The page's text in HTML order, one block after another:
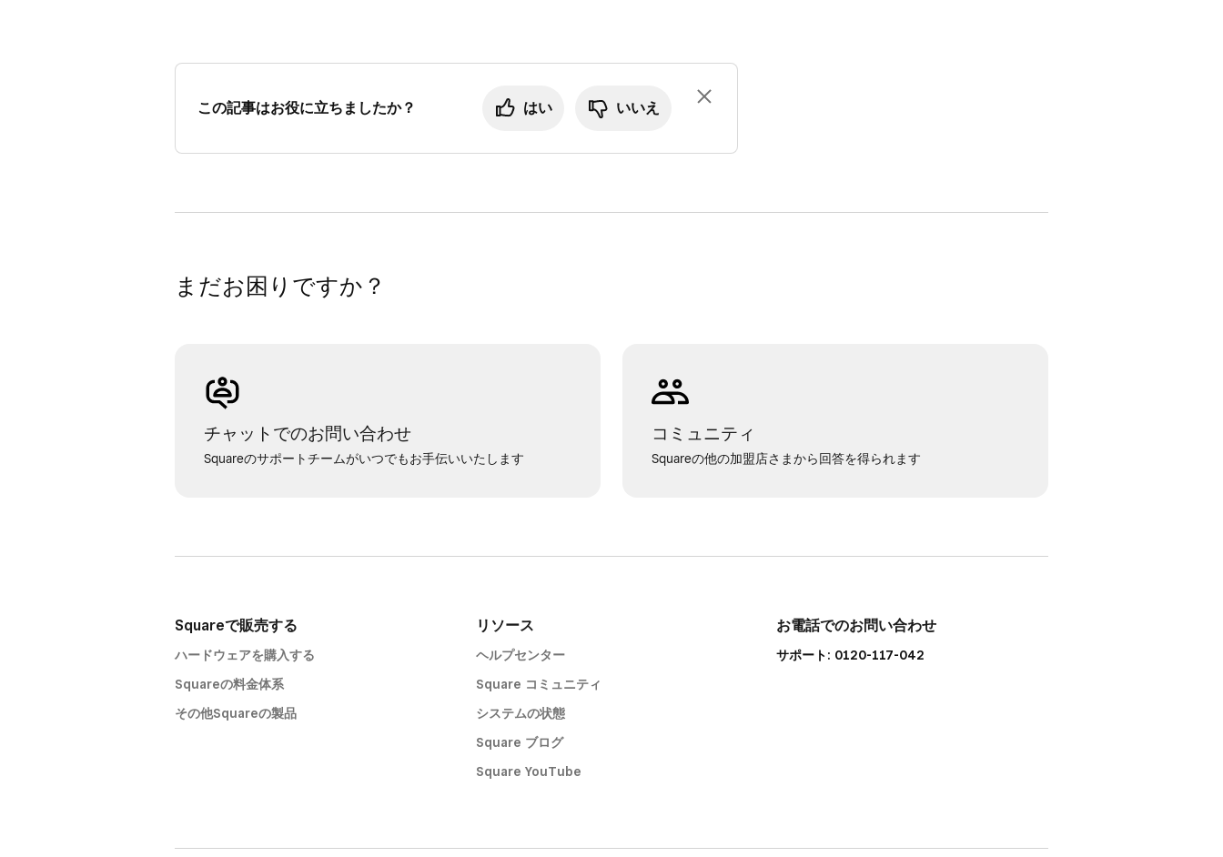
この記事はお役に立ちましたか？ はい いいえ
まだお困りですか？
チャットでのお問い合わせ
Squareのサポートチームがいつでもお手伝いいたします
コミュニティ
Squareの他の加盟店さまから回答を得られます
Squareで販売する
ハードウェアを購入する
Squareの料金体系
その他Squareの製品
リソース
ヘルプセンター
Square コミュニティ
システムの状態
Square ブログ
Square YouTube
お電話でのお問い合わせ
サポート: 0120-117-042